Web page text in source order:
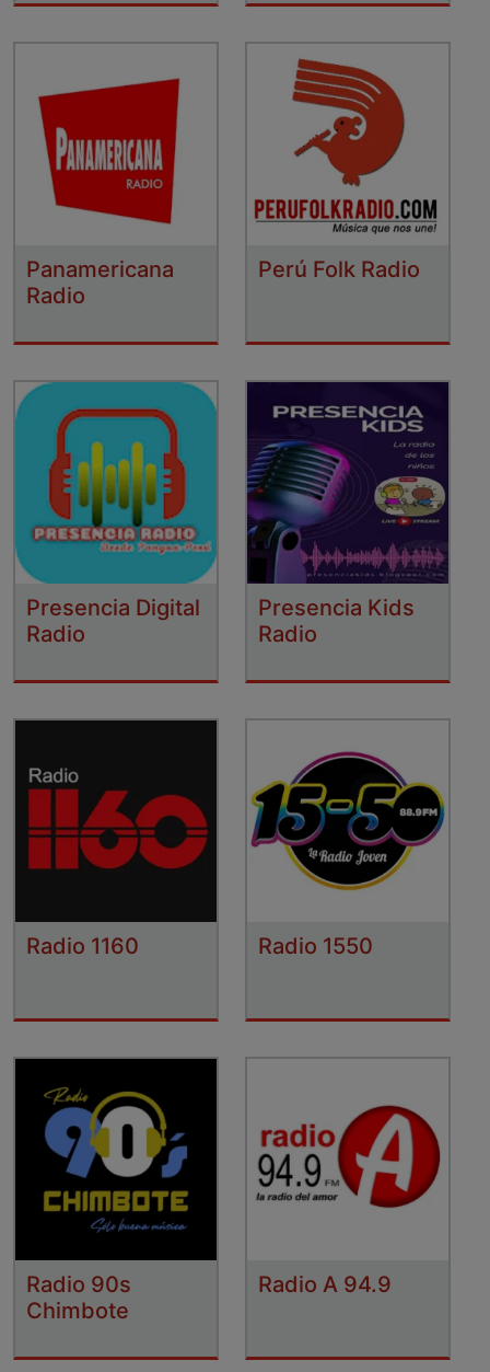
Panamericana
Radio
Perú Folk Radio
Presencia Digital
Radio
Presencia Kids
Radio
Radio 1160 Radio 1550
Radio 90s
Chimbote
Radio A 94.9